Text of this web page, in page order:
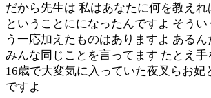
だから先生は 私はあなたに何を教えれ
ということにになったんですよ そう
う一応加えたものはありますよ ある
みんな同じことを言ってます たとえ手
16歳で大変気に入っていた夜叉らお妃
ですよ